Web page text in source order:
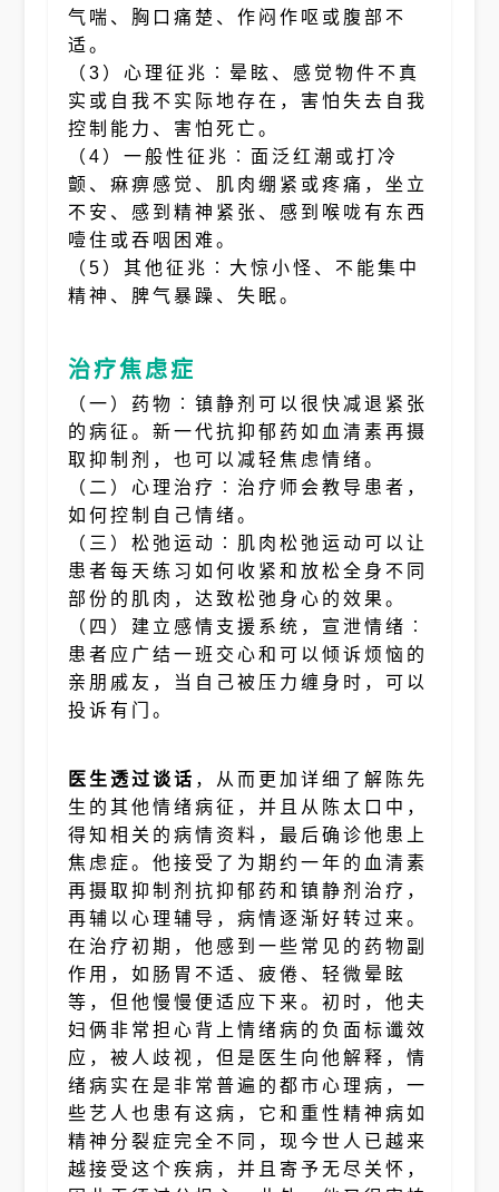
气喘、胸口痛楚、作闷作呕或腹部不
适。
（3）心理征兆︰晕眩、感觉物件不真
实或自我不实际地存在，害怕失去自我
控制能力、害怕死亡。
（4）一般性征兆︰面泛红潮或打冷
颤、痳痹感觉、肌肉绷紧或疼痛，坐立
不安、感到精神紧张、感到喉咙有东西
噎住或吞咽困难。
（5）其他征兆︰大惊小怪、不能集中
精神、脾气暴躁、失眠。
治疗焦虑症
（一）药物︰镇静剂可以很快减退紧张
的病征。新一代抗抑郁药如血清素再摄
取抑制剂，也可以减轻焦虑情绪。
（二）心理治疗︰治疗师会教导患者，
如何控制自己情绪。
（三）松弛运动︰肌肉松弛运动可以让
患者每天练习如何收紧和放松全身不同
部份的肌肉，达致松弛身心的效果。
（四）建立感情支援系统，宣泄情绪︰
患者应广结一班交心和可以倾诉烦恼的
亲朋戚友，当自己被压力缠身时，可以
投诉有门。
医生透过谈话 ，从而更加详细了解陈先
生的其他情绪病征，并且从陈太口中，
得知相关的病情资料，最后确诊他患上
焦虑症。他接受了为期约一年的血清素
再摄取抑制剂抗抑郁药和镇静剂治疗，
再辅以心理辅导，病情逐渐好转过来。
在治疗初期，他感到一些常见的药物副
作用，如肠胃不适、疲倦、轻微晕眩
等，但他慢慢便适应下来。初时，他夫
妇俩非常担心背上情绪病的负面标谶效
应，被人歧视，但是医生向他解释，情
绪病实在是非常普遍的都市心理病，一
些艺人也患有这病，它和重性精神病如
精神分裂症完全不同，现今世人已越来
越接受这个疾病，并且寄予无尽关怀，